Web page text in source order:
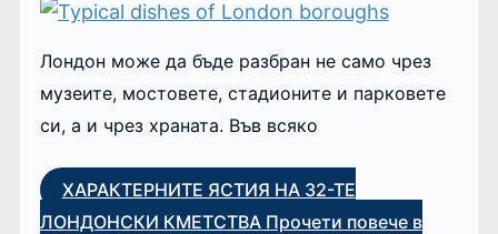
Лондон може да бъде разбран не само чрез
музеите, мостовете, стадионите и парковете
си, а и чрез храната. Във всяко
ХАРАКТЕРНИТЕ ЯСТИЯ НА 32-ТЕ
ЛОНДОНСКИ КМЕТСТВАПрочети повече в